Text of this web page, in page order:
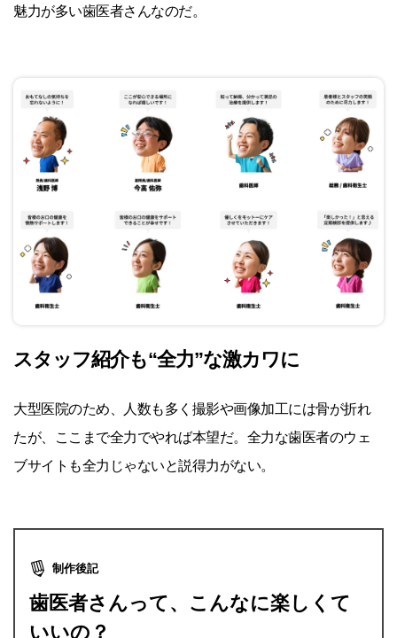
魅力が多い歯医者さんなのだ。
スタッフ紹介も“全力”な激カワに
大型医院のため、人数も多く撮影や画像加工には骨が折れ
たが、ここまで全力でやれば本望だ。全力な歯医者のウェ
ブサイトも全力じゃないと説得力がない。
制作後記
歯医者さんって、こんなに楽しくて
いいの？